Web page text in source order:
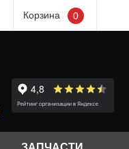
Корзина 0